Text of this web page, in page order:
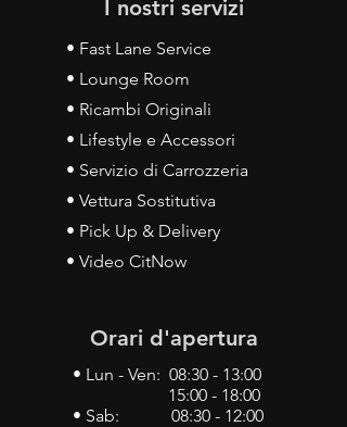
I nostri servizi
• Fast Lane Service
• Lounge Room
• Ricambi Originali
• Lifestyle e Accessori
• Servizio di Carrozzeria
• Vettura Sostitutiva
• Pick Up & Delivery
• Video CitNow
Orari d'apertura
• Lun - Ven: 08:30 - 13:00
15:00 - 18:00
• Sab: 08:30 - 12:00